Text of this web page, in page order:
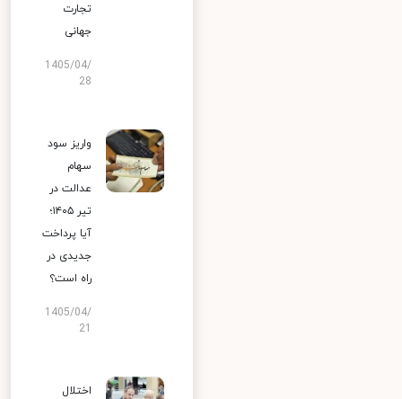
تجارت
جهانی
1405/04/
28
واریز سود
سهام
عدالت در
تیر ۱۴۰۵؛
آیا پرداخت
جدیدی در
راه است؟
1405/04/
اختلال